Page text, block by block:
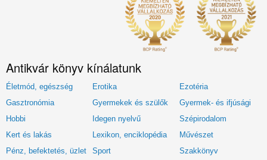
Antikvár könyv kínálatunk
Életmód, egészség Erotika
Ezotéria
Gasztronómia
Gyermekek és szülők
Gyermek- és ifjúsági
Hobbi
Idegen nyelvű
Szépirodalom
Kert és lakás
Lexikon, enciklopédia
Művészet
Pénz, befektetés, üzlet
Sport Szakkönyv